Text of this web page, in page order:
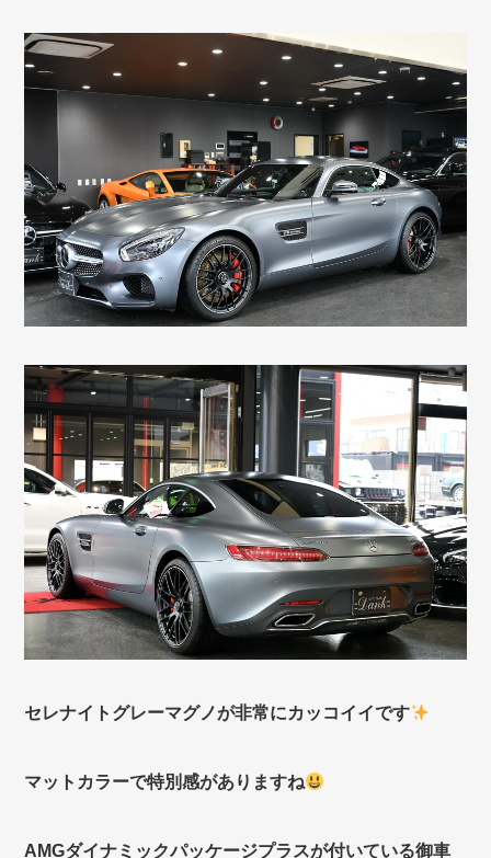
セレナイトグレーマグノが非常にカッコイイです
マットカラーで特別感がありますね
AMGダイナミックパッケージプラスが付いている御車